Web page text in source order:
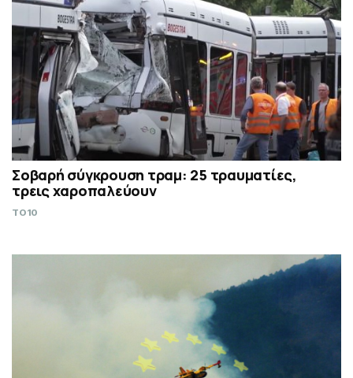
Σοβαρή σύγκρουση τραμ: 25 τραυματίες,
τρεις χαροπαλεύουν
TO10